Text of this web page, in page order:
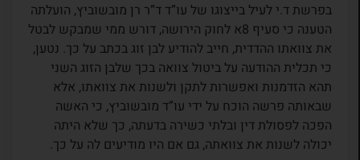
בפרשת ד.י לעיל בייצוגו של עו”ד ד”ר רן מובשוביץ, הועלתה
הטענה כי סעיף 8א לחוק הירושה, דורש ממי שמבקש לבטל
את צוואתו ההדדית, חייב להודיע לבן זוג בכתב על כך. נטען,
כי תכלית ההודעה על ביטול צוואה בכך שלבן הזוג השני
תהא הזדמנות ואפשרות לתקן ולשנות את צוואתו, אלא
שבאותה פרשה הוכח על ידי עו”ד מובשוביץ, כי האשה
הפכה לפסולת דין ובלתי כשירה בדעתה, כך שלא היתה
יכולה לשנות את צוואתה, גם אם היו מודיעים לה על כך.